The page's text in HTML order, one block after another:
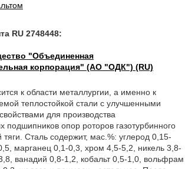
RU 2748448:
"Объединенная
корпорация" (АО "ОДК") (RU)
к области металлургии, а именно к
теплостойкой стали с улучшенными
для производства
подшипников опор роторов газотурбинного
тяги. Сталь содержит, мас.%: углерод 0,15-
марганец 0,1-0,3, хром 4,5-5,2, никель 3,8-
ванадий 0,8-1,2, кобальт 0,5-1,0, вольфрам